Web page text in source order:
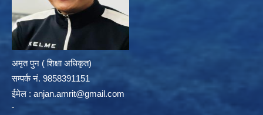
अमृत पुन ( शिक्षा अधिकृत)
सम्पर्क न‌ं. 9858391151
ईमेल : anjan.amrit@gmail.com